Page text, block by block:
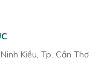
Kiều, Tp. Cần Thơ